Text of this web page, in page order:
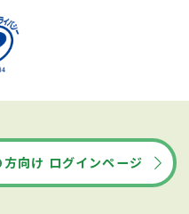
向け ログインページ